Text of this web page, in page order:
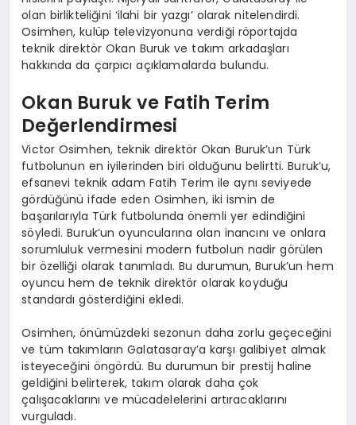
olan birlikteliğini ‘ilahi bir yazgı’ olarak nitelendirdi.
Osimhen, kulüp televizyonuna verdiği röportajda
teknik direktör Okan Buruk ve takım arkadaşları
hakkında da çarpıcı açıklamalarda bulundu.
Okan Buruk ve Fatih Terim
Değerlendirmesi
Victor Osimhen, teknik direktör Okan Buruk’un Türk
futbolunun en iyilerinden biri olduğunu belirtti. Buruk’u,
efsanevi teknik adam Fatih Terim ile aynı seviyede
gördüğünü ifade eden Osimhen, iki ismin de
başarılarıyla Türk futbolunda önemli yer edindiğini
söyledi. Buruk’un oyuncularına olan inancını ve onlara
sorumluluk vermesini modern futbolun nadir görülen
bir özelliği olarak tanımladı. Bu durumun, Buruk’un hem
oyuncu hem de teknik direktör olarak koyduğu
standardı gösterdiğini ekledi.
Osimhen, önümüzdeki sezonun daha zorlu geçeceğini
ve tüm takımların Galatasaray’a karşı galibiyet almak
isteyeceğini öngördü. Bu durumun bir prestij haline
geldiğini belirterek, takım olarak daha çok
çalışacaklarını ve mücadelelerini artıracaklarını
vurguladı.